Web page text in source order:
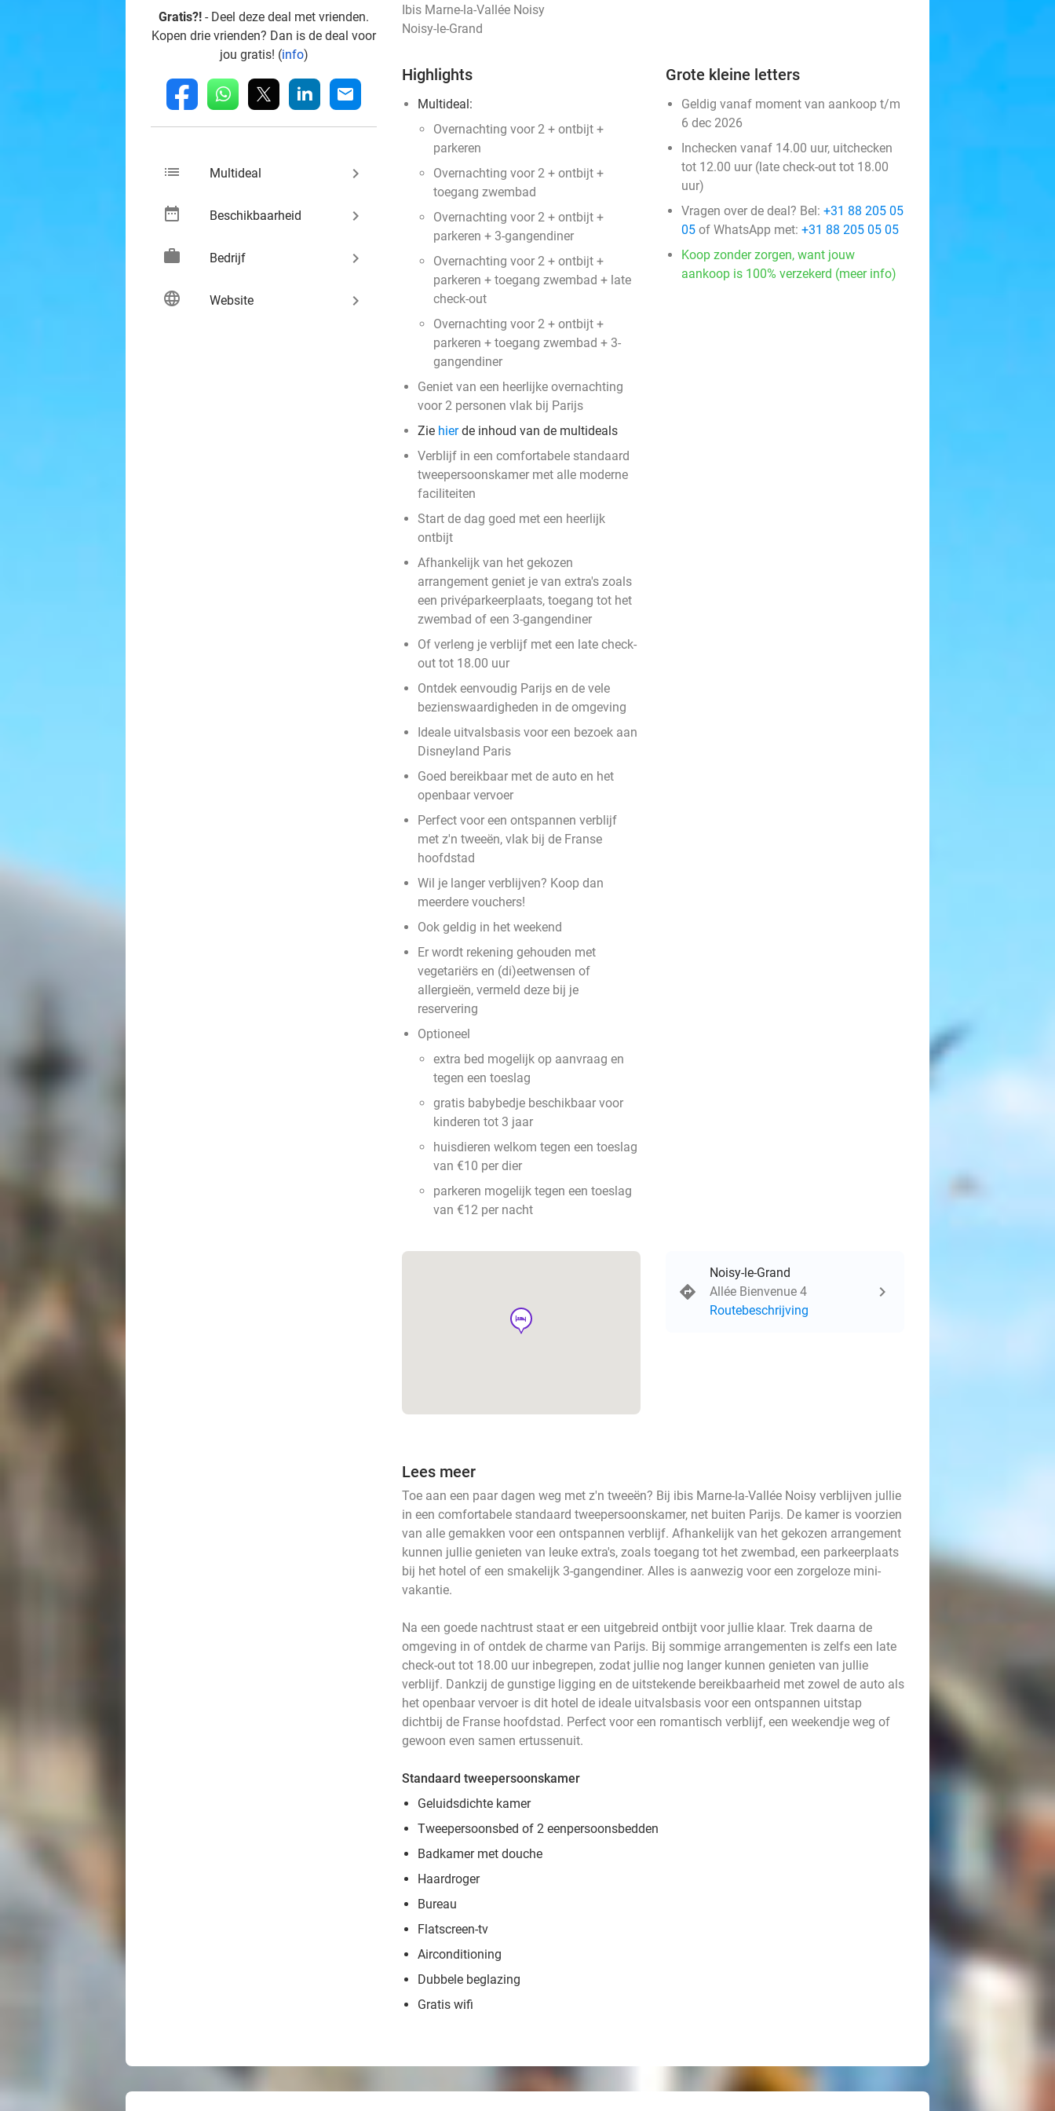
Gratis?! - Deel deze deal met vrienden.
Kopen drie vrienden? Dan is de deal voor
jou gratis! (info)
fb whatsapp linkedin mail
list Multideal keyboard_arrow_right
date_range Beschikbaarheid keyboard_arrow_right
work Bedrijf keyboard_arrow_right
language Website keyboard_arrow_right
Ibis Marne-la-Vallée Noisy
Noisy-le-Grand
Highlights
Multideal:
Overnachting voor 2 + ontbijt +
parkeren
Overnachting voor 2 + ontbijt +
toegang zwembad
Overnachting voor 2 + ontbijt +
parkeren + 3-gangendiner
Overnachting voor 2 + ontbijt +
parkeren + toegang zwembad + late
check-out
Overnachting voor 2 + ontbijt +
parkeren + toegang zwembad + 3-
gangendiner
Geniet van een heerlijke overnachting
voor 2 personen vlak bij Parijs
Zie hierde inhoud van de multideals
Verblijf in een comfortabele standaard
tweepersoonskamer met alle moderne
faciliteiten
Start de dag goed met een heerlijk
ontbijt
Afhankelijk van het gekozen
arrangement geniet je van extra's zoals
een privéparkeerplaats, toegang tot het
zwembad of een 3-gangendiner
Of verleng je verblijf met een late check-
out tot 18.00 uur
Ontdek eenvoudig Parijs en de vele
bezienswaardigheden in de omgeving
Ideale uitvalsbasis voor een bezoek aan
Disneyland Paris
Goed bereikbaar met de auto en het
openbaar vervoer
Perfect voor een ontspannen verblijf
met z'n tweeën, vlak bij de Franse
hoofdstad
Wil je langer verblijven? Koop dan
meerdere vouchers!
Ook geldig in het weekend
Er wordt rekening gehouden met
vegetariërs en (di)eetwensen of
allergieën, vermeld deze bij je
reservering
Optioneel
extra bed mogelijk op aanvraag en
tegen een toeslag
gratis babybedje beschikbaar voor
kinderen tot 3 jaar
huisdieren welkom tegen een toeslag
van €10 per dier
parkeren mogelijk tegen een toeslag
van €12 per nacht
Grote kleine letters
Geldig vanaf moment van aankoop t/m
6 dec 2026
Inchecken vanaf 14.00 uur, uitchecken
tot 12.00 uur (late check-out tot 18.00
uur)
Vragen over de deal? Bel: +31 88 205 05
05 of WhatsApp met: +31 88 205 05 05
Koop zonder zorgen, want jouw
aankoop is 100% verzekerd (meer info)
hotel
Noisy-le-Grand
Allée Bienvenue 4
Routebeschrijving
Lees meer
Toe aan een paar dagen weg met z'n tweeën? Bij ibis Marne-la-Vallée Noisy verblijven jullie
in een comfortabele standaard tweepersoonskamer, net buiten Parijs. De kamer is voorzien
van alle gemakken voor een ontspannen verblijf. Afhankelijk van het gekozen arrangement
kunnen jullie genieten van leuke extra's, zoals toegang tot het zwembad, een parkeerplaats
bij het hotel of een smakelijk 3-gangendiner. Alles is aanwezig voor een zorgeloze mini-
vakantie.
Na een goede nachtrust staat er een uitgebreid ontbijt voor jullie klaar. Trek daarna de
omgeving in of ontdek de charme van Parijs. Bij sommige arrangementen is zelfs een late
check-out tot 18.00 uur inbegrepen, zodat jullie nog langer kunnen genieten van jullie
verblijf. Dankzij de gunstige ligging en de uitstekende bereikbaarheid met zowel de auto als
het openbaar vervoer is dit hotel de ideale uitvalsbasis voor een ontspannen uitstap
dichtbij de Franse hoofdstad. Perfect voor een romantisch verblijf, een weekendje weg of
gewoon even samen ertussenuit.
Standaard tweepersoonskamer
Geluidsdichte kamer
Tweepersoonsbed of 2 eenpersoonsbedden
Badkamer met douche
Haardroger
Bureau
Flatscreen-tv
Airconditioning
Dubbele beglazing
Gratis wifi